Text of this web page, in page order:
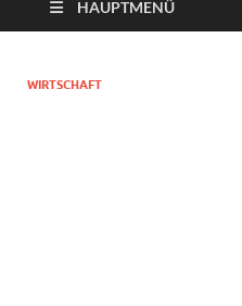
HAUPTMENÜ
WIRTSCHAFT